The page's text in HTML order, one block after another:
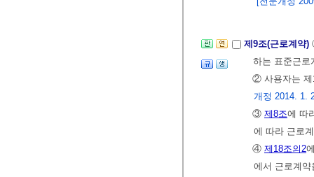
제9조(근로계약)
하는 표준근
② 사용자는 제
개정 2014. 1.
③ 제8조에 따
에 따라 근로
④ 제18조의2
에서 근로계